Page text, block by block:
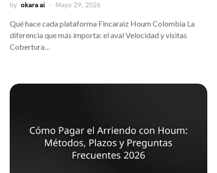
by okara ai Mayo 29, 2026
Qué hace cada plataforma Fincaraiz Houm Colombia La
diferencia que más importa: el aval Velocidad y visitas
Cobertura…